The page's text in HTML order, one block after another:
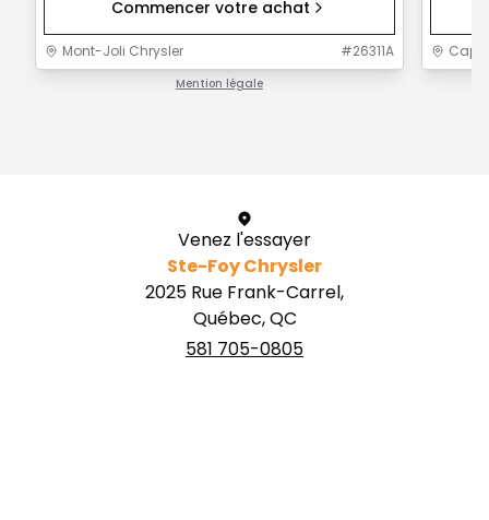
Commencer votre achat
Mont-Joli Chrysler #26311A
Mention légale
Venez l'essayer
Ste-Foy Chrysler
2025 Rue Frank-Carrel,
Québec, QC
581 705-0805